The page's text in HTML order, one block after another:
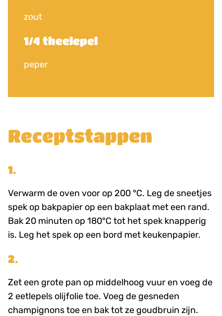
Receptstappen
1.
Verwarm de oven voor op 200 °C. Leg de sneetjes
spek op bakpapier op een bakplaat met een rand.
Bak 20 minuten op 180°C tot het spek knapperig
is. Leg het spek op een bord met keukenpapier.
2.
Zet een grote pan op middelhoog vuur en voeg de
2 eetlepels olijfolie toe. Voeg de gesneden
champignons toe en bak tot ze goudbruin zijn.
zout
1/4 theelepel
peper